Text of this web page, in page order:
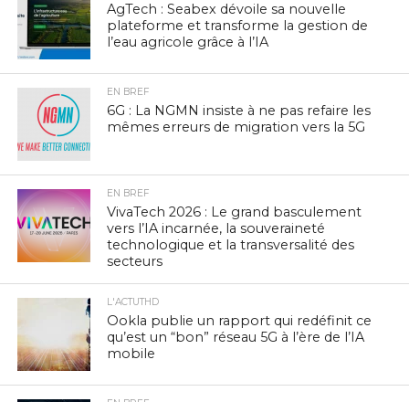
AgTech : Seabex dévoile sa nouvelle
plateforme et transforme la gestion de
l’eau agricole grâce à l’IA
EN BREF
6G : La NGMN insiste à ne pas refaire les
mêmes erreurs de migration vers la 5G
EN BREF
VivaTech 2026 : Le grand basculement
vers l’IA incarnée, la souveraineté
technologique et la transversalité des
secteurs
L'ACTUTHD
Ookla publie un rapport qui redéfinit ce
qu’est un “bon” réseau 5G à l’ère de l’IA
mobile